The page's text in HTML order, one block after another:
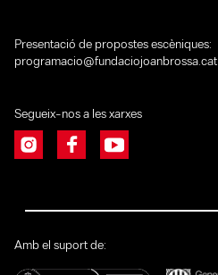
Presentació de propostes escèniques:
programacio@fundaciojoanbrossa.cat
Segueix-nos a les xarxes
Amb el suport de: